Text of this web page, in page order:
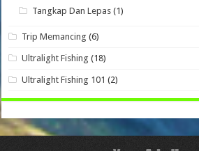
Tangkap Dan Lepas (1)
Trip Memancing (6)
Ultralight Fishing (18)
Ultralight Fishing 101 (2)